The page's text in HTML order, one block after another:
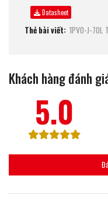
Datasheet
Thẻ bài viết: 1PV0-J-70L
Khách hàng đánh
5.0